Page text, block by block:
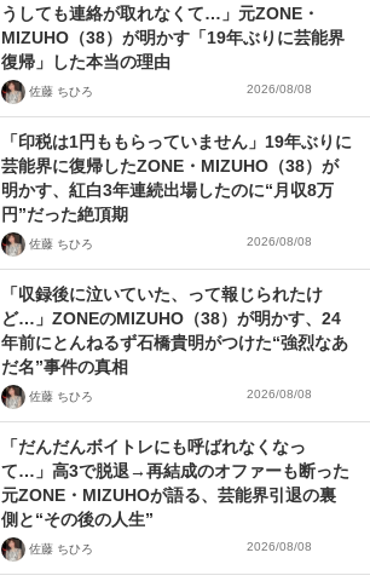
うしても連絡が取れなくて…」元ZONE・
MIZUHO（38）が明かす「19年ぶりに芸能界
復帰」した本当の理由
佐藤 ちひろ 2026/08/08
「印税は1円ももらっていません」19年ぶりに
芸能界に復帰したZONE・MIZUHO（38）が
明かす、紅白3年連続出場したのに“月収8万
円”だった絶頂期
佐藤 ちひろ 2026/08/08
「収録後に泣いていた、って報じられたけ
ど…」ZONEのMIZUHO（38）が明かす、24
年前にとんねるず石橋貴明がつけた“強烈なあ
だ名”事件の真相
佐藤 ちひろ 2026/08/08
「だんだんボイトレにも呼ばれなくなっ
て…」高3で脱退→再結成のオファーも断った
元ZONE・MIZUHOが語る、芸能界引退の裏
側と“その後の人生”
佐藤 ちひろ 2026/08/08